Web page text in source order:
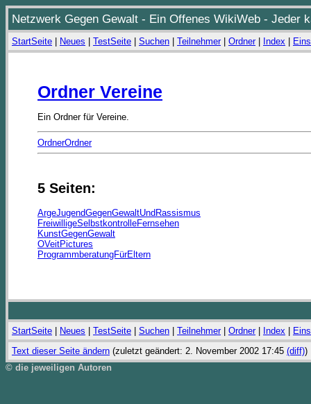
Netzwerk Gegen Gewalt - Ein Offenes WikiWeb - Jeder
StartSeite Neues TestSeite Suchen Teilnehmer| Ordner| Index
Ordner Vereine
Ein Ordner für Vereine.
OrdnerOrdner
5 Seiten:
ArgeJugendGegenGewaltUndRassismus
FreiwilligeSelbstkontrolleFernsehen
KunstGegenGewalt
OVeitPictures
ProgrammberatungFürEltern
StartSeite Neues TestSeite Suchen Teilnehmer| Ordner| Index
Text dieser Seite ändern (zuletzt geändert: 2. November 2002 17:45 (diff))
© die jeweiligen Autoren